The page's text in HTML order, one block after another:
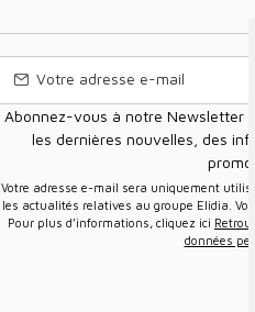
Abonnez-vous à notre Newsletter
les dernières nouvelles, des
Votre adresse e-mail sera uniquement utilisée pour vous envoyer des informations sur
les actualités relatives au groupe Elidia.
Pour plus d’informations, cliquez ici
données